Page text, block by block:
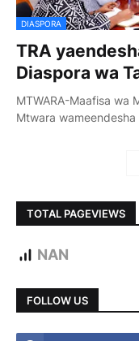
DIASPORA
TRA
Diaspora wa
MTWARA-Maafisa wa
Mtwara
TOTAL PAGEVIEWS
NAN
FOLLOW US